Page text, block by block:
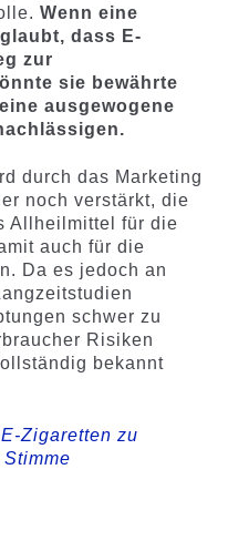
Wenn eine
dass E-
zur
sie bewährte
ausgewogene
durch das Marketing
noch verstärkt, die
Allheilmittel für die
auch für die
Da es jedoch an
schwer zu
Risiken
bekannt
Zigaretten zu